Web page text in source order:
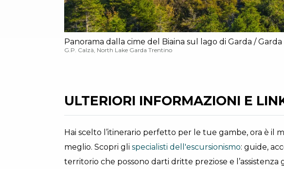
Panorama dalla cime del Biaina sul lago di Garda /
G.P. Calzà, North Lake Garda Trentino
ULTERIORI INFORMAZIONI E
Hai scelto l’itinerario perfetto per le tue gambe, ora è il
meglio. Scopri gli specialisti dell'escursionismo: guide,
territorio che possono darti dritte preziose e l’assistenza